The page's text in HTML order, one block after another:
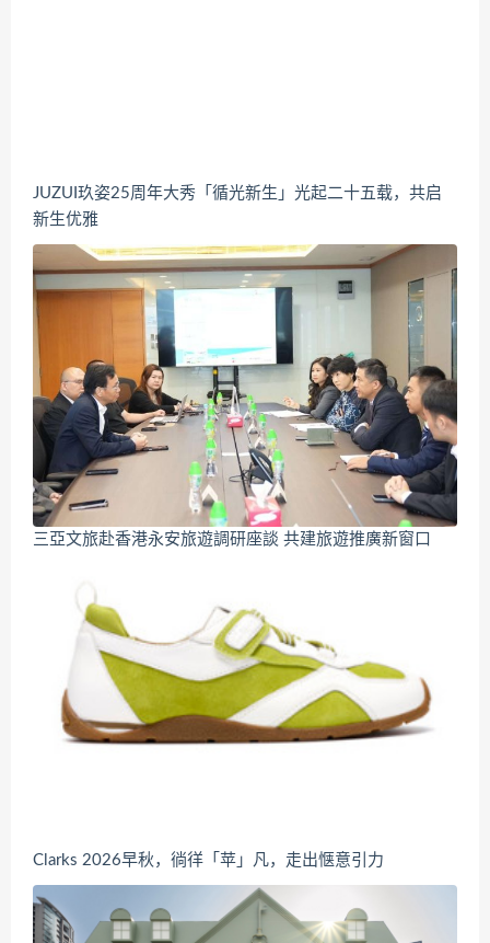
JUZUI玖姿25周年大秀「循光新生」光起二十五载，共启
新生优雅
三亞文旅赴香港永安旅遊調研座談 共建旅遊推廣新窗口
Clarks 2026早秋，徜徉「苹」凡，走出惬意引力